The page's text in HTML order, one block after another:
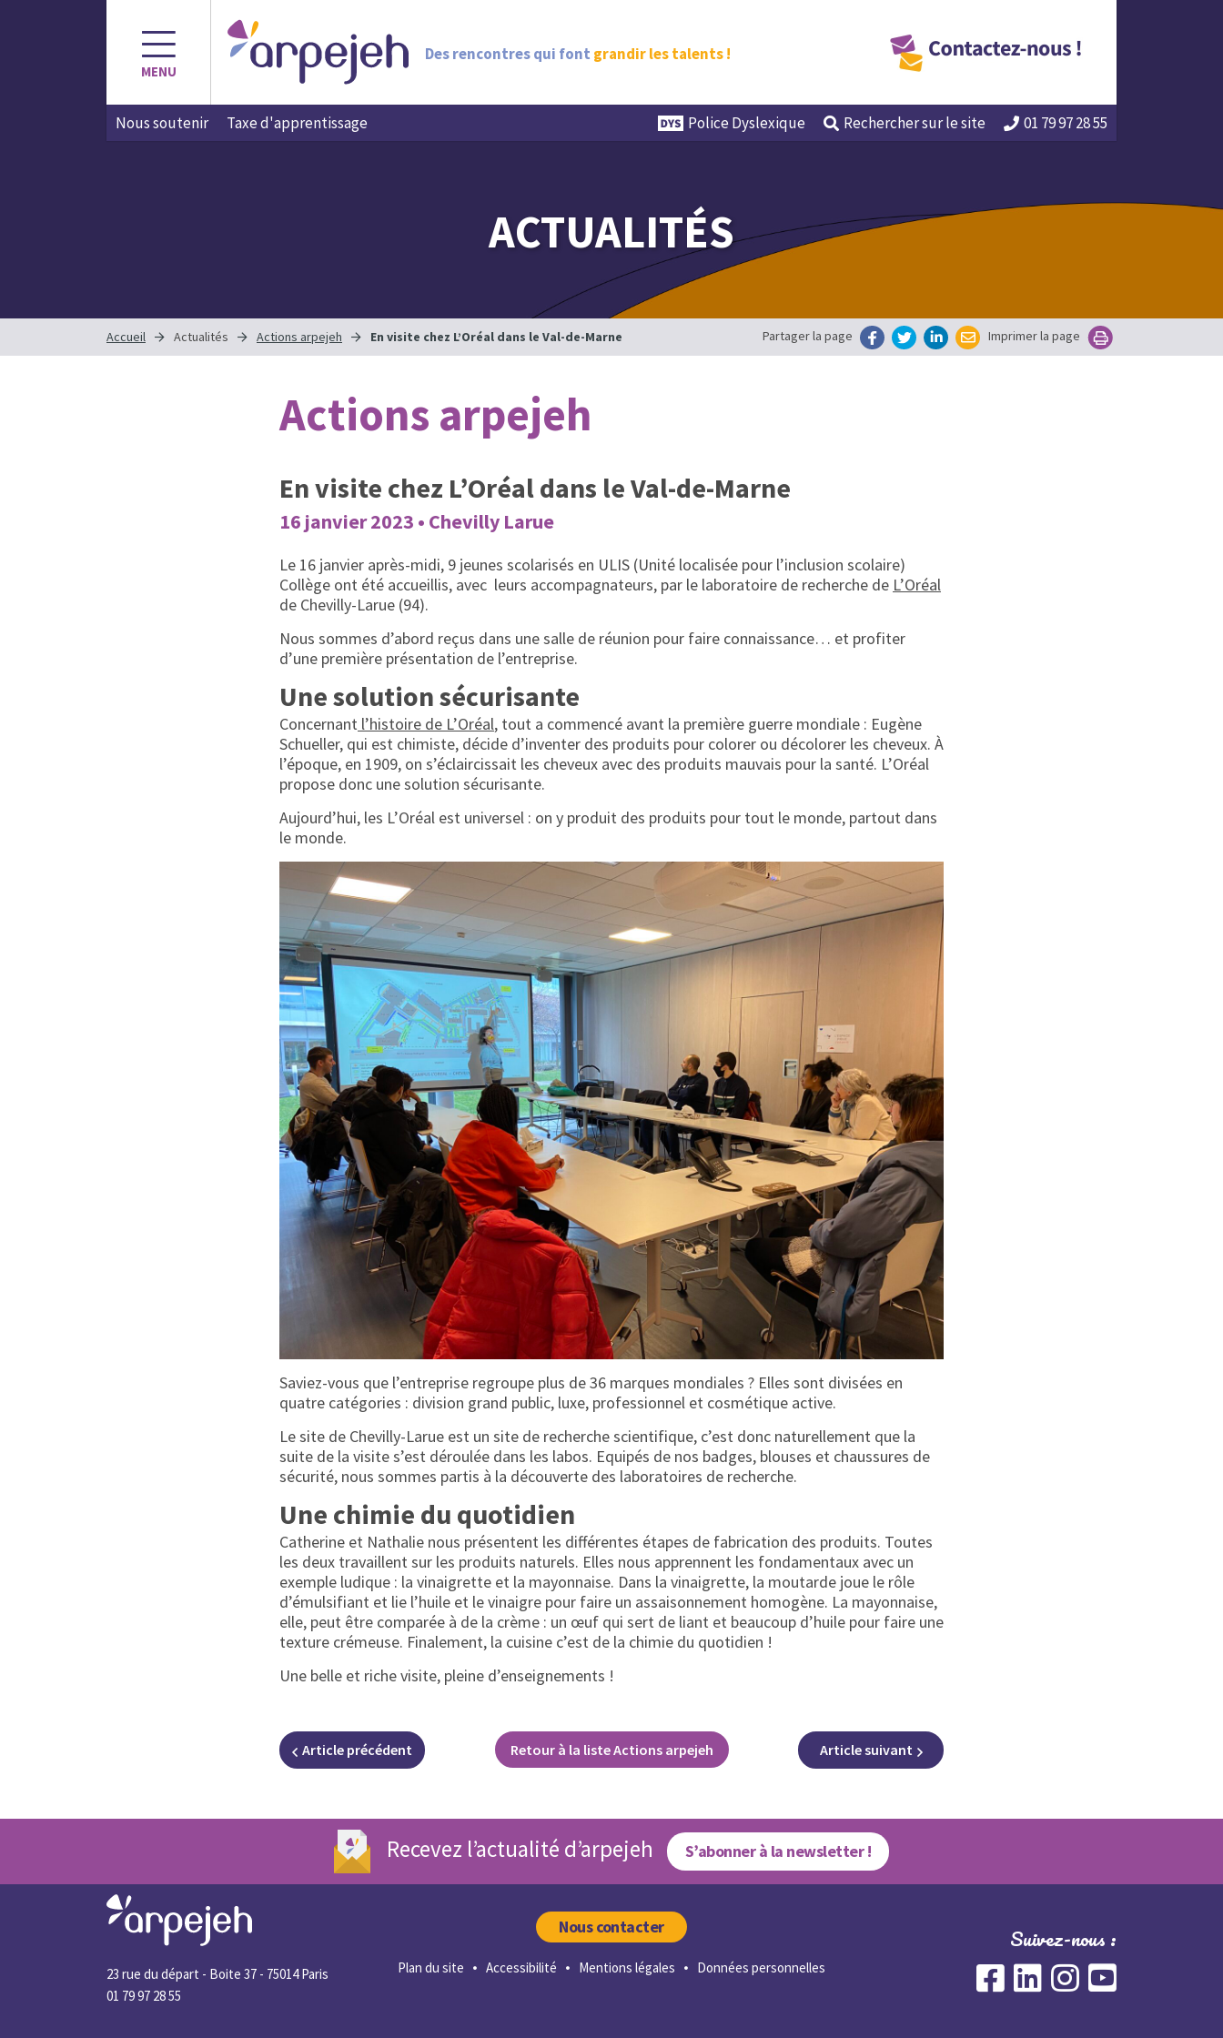
MENU
Des rencontres qui font grandir les talents !
Nous soutenir Taxe d'apprentissage Police Dyslexique Recherchersur le site 01 79 97 28 55
ACTUALITÉS
Accueil Actualités Actions arpejeh En visite chez L’Oréal dans le Val-de-Marne Partager la page Imprimer la page
Actions arpejeh
En visite chez L’Oréal dans le Val-de-Marne
16 janvier 2023 • Chevilly Larue
Le 16 janvier après-midi, 9 jeunes scolarisés en ULIS (Unité localisée pour l’inclusion scolaire)
Collège ont été accueillis, avec leurs accompagnateurs, par le laboratoire de recherche de L’Oréal
de Chevilly-Larue (94).
Nous sommes d’abord reçus dans une salle de réunion pour faire connaissance… et profiter
d’une première présentation de l’entreprise.
Une solution sécurisante
Concernant l’histoire de L’Oréal, tout a commencé avant la première guerre mondiale : Eugène
Schueller, qui est chimiste, décide d’inventer des produits pour colorer ou décolorer les cheveux. À
l’époque, en 1909, on s’éclaircissait les cheveux avec des produits mauvais pour la santé. L’Oréal
propose donc une solution sécurisante.
Aujourd’hui, les L’Oréal est universel : on y produit des produits pour tout le monde, partout dans
le monde.
Saviez-vous que l’entreprise regroupe plus de 36 marques mondiales ? Elles sont divisées en
quatre catégories : division grand public, luxe, professionnel et cosmétique active.
Le site de Chevilly-Larue est un site de recherche scientifique, c’est donc naturellement que la
suite de la visite s’est déroulée dans les labos. Equipés de nos badges, blouses et chaussures de
sécurité, nous sommes partis à la découverte des laboratoires de recherche.
Une chimie du quotidien
Catherine et Nathalie nous présentent les différentes étapes de fabrication des produits. Toutes
les deux travaillent sur les produits naturels. Elles nous apprennent les fondamentaux avec un
exemple ludique : la vinaigrette et la mayonnaise. Dans la vinaigrette, la moutarde joue le rôle
d’émulsifiant et lie l’huile et le vinaigre pour faire un assaisonnement homogène. La mayonnaise,
elle, peut être comparée à de la crème : un œuf qui sert de liant et beaucoup d’huile pour faire une
texture crémeuse. Finalement, la cuisine c’est de la chimie du quotidien !
Une belle et riche visite, pleine d’enseignements !
Article précédent Retour à la liste Actions arpejeh Articlesuivant
Recevez l’actualité d’arpejeh S’abonner à la newsletter !
23 rue du départ - Boite 37 - 75014 Paris
01 79 97 28 55
Nous contacter
Plan du site Accessibilité Mentions légales Données personnelles
Suivez-nous :